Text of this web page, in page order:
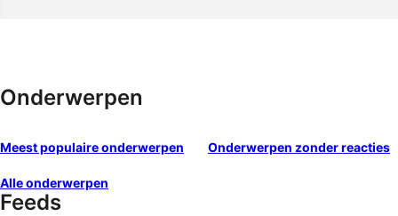
Onderwerpen
Meest populaire onderwerpen Onderwerpen zonder reacties
Alle onderwerpen
Feeds